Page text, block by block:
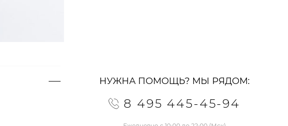
НУЖНА ПОМОЩЬ? МЫ РЯДОМ:
8 495 445-45-94